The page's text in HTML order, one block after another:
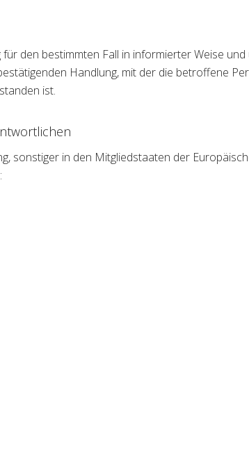
den bestimmten Fall in informierter Weise
Handlung, mit der die betroffene
ist.
sonstiger in den Mitgliedstaaten der